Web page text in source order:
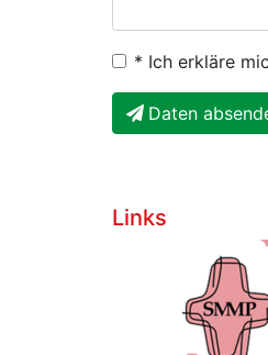
* Ich erkläre
Daten
Links